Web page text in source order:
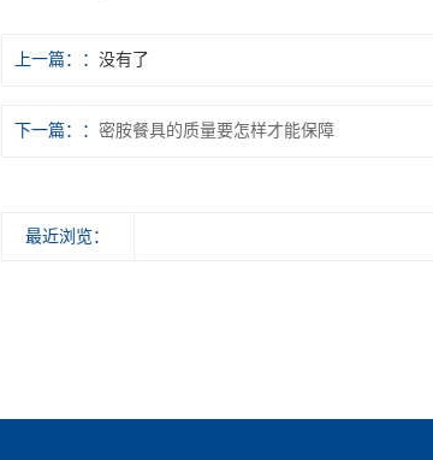
上一篇： 没有了
下一篇： 密胺餐具的质量要怎样才能保障
最近浏览：